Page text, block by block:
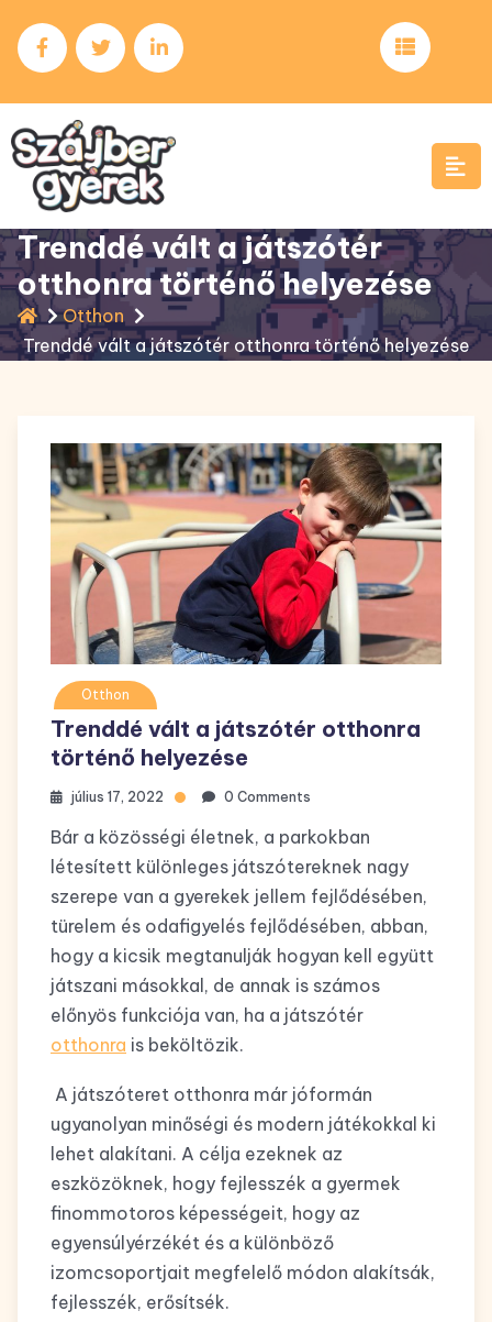
to
content
Trenddé vált a játszótér
otthonra történő helyezése
Otthon
Trenddé vált a játszótér otthonra történő helyezése
Otthon
Trenddé vált a játszótér otthonra
történő helyezése
július 17, 2022 0 Comments
Bár a közösségi életnek, a parkokban
létesített különleges játszótereknek nagy
szerepe van a gyerekek jellem fejlődésében,
türelem és odafigyelés fejlődésében, abban,
hogy a kicsik megtanulják hogyan kell együtt
játszani másokkal, de annak is számos
előnyös funkciója van, ha a játszótér
otthonra is beköltözik.
A játszóteret otthonra már jóformán
ugyanolyan minőségi és modern játékokkal ki
lehet alakítani. A célja ezeknek az
eszközöknek, hogy fejlesszék a gyermek
finommotoros képességeit, hogy az
egyensúlyérzékét és a különböző
izomcsoportjait megfelelő módon alakítsák,
fejlesszék, erősítsék.